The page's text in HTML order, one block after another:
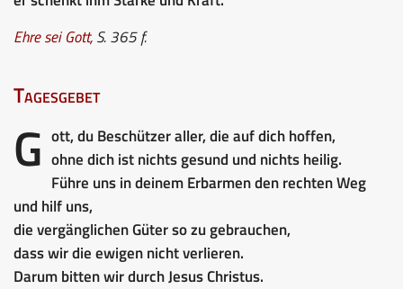
Ehre sei Gott,S. 365 f.
Tagesgebet
G ott, du Beschützer aller, die auf dich hoffen,
ohne dich ist nichts gesund und nichts heilig.
Führe uns in deinem Erbarmen den rechten Weg
und hilf uns,
die vergänglichen Güter so zu gebrauchen,
dass wir die ewigen nicht verlieren.
Darum bitten wir durch Jesus Christus.